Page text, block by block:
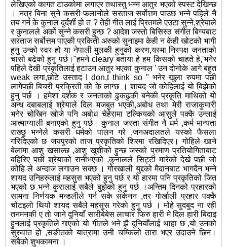
लेखिएको कागत टाउकोमा लगाएर तथास्तु भन्न आतुर भएको स्पस्ट देखिन्छ
। नत्र बिना सुने कसरी फलानोले सरताज सर्बोत्तम पाउछ भन्ने पहिले नै
तय गर्न के कुनाल दुर्दर्शी हो त ? तेही गीत लाई प्रितमले एउटा सुन्ने,श्रेयाले
र कुनालले अर्को सुन्ने कसरी हुन्छ ? आदेश जस्तो बिसिस्ठ संगीत बिग्यबाट
सरताज सर्बोत्तम पाएकी प्रकिती अरुको सुनाइमा केही न केही खोटको भागी
हुनु उन्को स्वर हो या नेपाली मुलकी हुनुको करण,यस्मा निस्पक्ष जनताको
चासो बढेको हुनु पर्छ।"हमने cleary बताया हे हम किसको चाहते हे,'भनेर
पहिले देखी प्रकृतिलाई हटाउन आतुर भएका कुनाल ' उन दोनोके आगे बहुत
weak लगा,छोटे उस्ताद I don,t think so " भनेर खुला रुपमा पछी
लागेपछी बिचरी प्रक्रिती को के लाग्छ । शायद जो कोहिलाई यो बिझेको
हुनु पर्छ । हमेशा दर्शक र जनताको ढुकढुकी बनेकी प्रकृति माथिको यो
अन्ध दबाबलाई श्रेयाले दिल मजबुत भएकी,अबोध तथा मेरी राजाकुमारी
भनेर चोखिन खोजे पनि अबोध चेहेरामा टल्कियको आसुले पक्कै उन्लाई
आत्माग्याली बनाएको हुनु पर्छ। कुनाल जस्ता संगीत नै धर्म ,कर्म मान्यता
राख्छु भन्नेले कसरी धर्मको पालन गरे ,जनअदालतले यस्को फैसला
गरिदिएको छ जयपुरको ताज प्रकृतिको शिरमा रखिदिएर। गोहिले खाने
बेलामा आशु खसाल्छ ,आशु खुशीको हुन्छ जस्को प्रमाण प्रतियोगिताबाट
बहिरिए पछी श्रेयाको रानीभएको ,कुनालले सिट्टी मारेको देखे पछी जो
कोहि ले अन्दाज लगाउन सक्छ । गोरखाली युद्दको मैदानबाट भागदैन भन्ने
शायद उनिहरुलाई महसुस भएको हुनु पर्छ र यो हारमा पनि प्रकृतिको जित
भएको छ भन्ने कुरालाई सबैले बुझेको हुनु पर्छ ।अन्तिम दिनको प्रहारको
सामना निर्णयक मन्डलीले गर्न सके सकेनन ,तर गोर्खाली प्रहार पक्कै
चोटइलो थियो शायद सबैले महसुस गरेको हुनु पर्छ । मोहे सुदबुद ना रही
तनमनकी ए तो जाने दुनियाँ सारीबेबेस लाचार फिरु हारी मे दिल हारी बिदाइ
हुनलाई प्रकृतिले गाएको यो गीतले भने झै दुनियाँलाई थाहा छ ,यो उनको
सुरुवात हो ,सङीतको यात्रामा उनी चम्किलो तारा भएर उदाउने छिन।
सबैको शुभकामना ।